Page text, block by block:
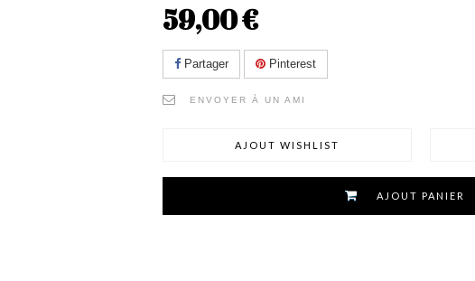
59,00 €
Partager Pinterest
ENVOYER À UN AMI
AJOUT WISHLIST
AJOUT PANIER